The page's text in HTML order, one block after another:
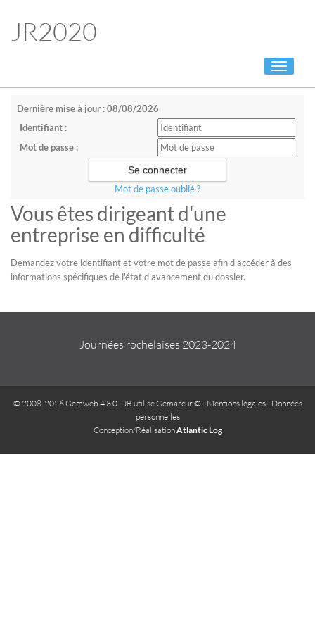
JR2020
Toggle
Dernière mise à jour : 08/08/2026
Identifiant :
Mot de passe :
Mot de passe oublié ?
Vous êtes dirigeant d'une
entreprise en difficulté
Demandez votre identifiant et votre mot de passe afin d'accéder à des
informations spécifiques de l'état d'avancement du dossier.
Journées rochelaises 2023-2024
© 2008-2026 Gemweb 4.3.0- JR utiliseGemarcur © - Mentions légales- Données
personnelles
Conception/RéalisationAtlantic Log